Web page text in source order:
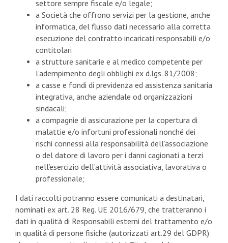
settore sempre fiscale e/o legale;
a Società che offrono servizi per la gestione, anche
informatica, del flusso dati necessario alla corretta
esecuzione del contratto incaricati responsabili e/o
contitolari
a strutture sanitarie e al medico competente per
l’adempimento degli obblighi ex d.lgs. 81/2008;
a casse e fondi di previdenza ed assistenza sanitaria
integrativa, anche aziendale od organizzazioni
sindacali;
a compagnie di assicurazione per la copertura di
malattie e/o infortuni professionali nonché dei
rischi connessi alla responsabilità dell’associazione
o del datore di lavoro per i danni cagionati a terzi
nell’esercizio dell’attività associativa, lavorativa o
professionale;
I dati raccolti potranno essere comunicati a destinatari,
nominati ex art. 28 Reg. UE 2016/679, che tratteranno i
dati in qualità di Responsabili esterni del trattamento e/o
in qualità di persone fisiche (autorizzati art.29 del GDPR)